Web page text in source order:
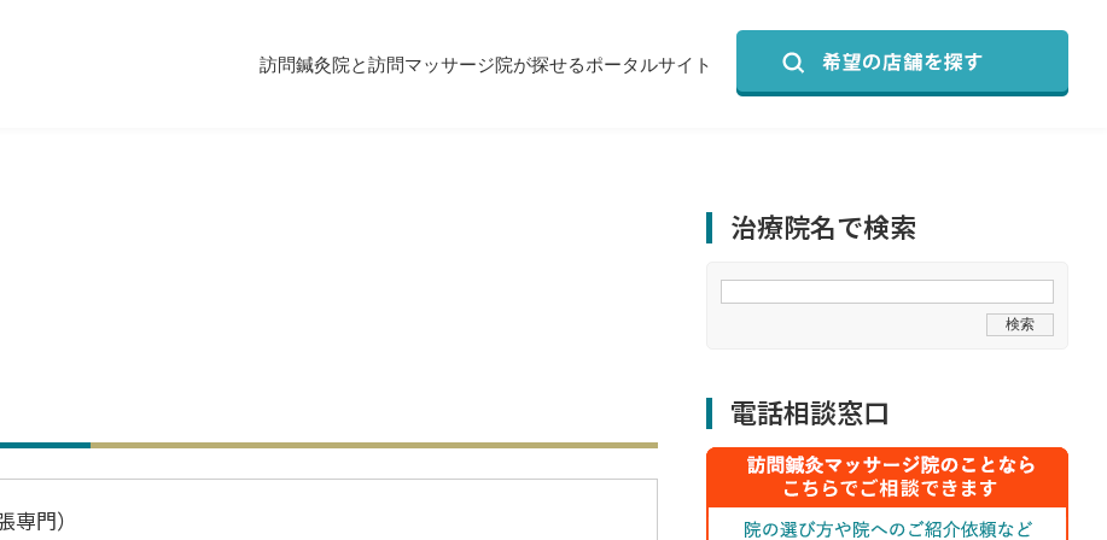
訪問鍼灸院と訪問マッサージ院が探せるポータルサイト
門）
治療院名で検索
電話相談窓口